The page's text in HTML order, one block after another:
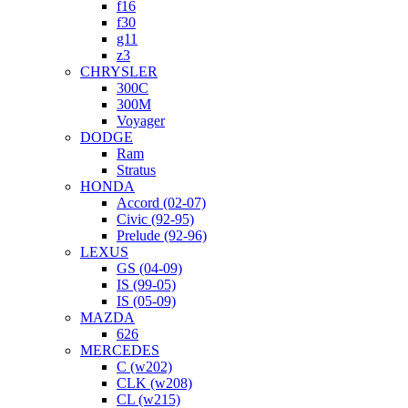
f16
f30
g11
z3
CHRYSLER
300C
300M
Voyager
DODGE
Ram
Stratus
HONDA
Accord (02-07)
Civic (92-95)
Prelude (92-96)
LEXUS
GS (04-09)
IS (99-05)
IS (05-09)
MAZDA
626
MERCEDES
C (w202)
CLK (w208)
CL (w215)